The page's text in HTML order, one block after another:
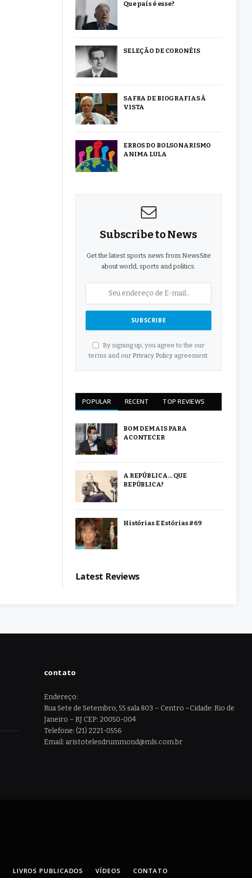
Que país é esse?
SELEÇÃO DE CORONÉIS
SAFRA DE BIOGRAFIAS À
VISTA
ERROS DO BOLSONARISMO
ANIMA LULA
Subscribe to News
Get the latest sports news from NewsSite
about world, sports and politics.
By signing up, you agree to the our
terms and our Privacy Policyagreement.
POPULAR RECENT TOP REVIEWS
BOM DEMAIS PARA
ACONTECER
A REPÚBLICA… QUE
REPÚBLICA?
Histórias E Estórias #69
Latest Reviews
contato
Endereço:
Rua Sete de Setembro, 55 sala 803 – Centro –Cidade: Rio de
Janeiro – RJ CEP: 20050-004
Telefone: (21) 2221-0556
Email: aristotelesdrummond@mls.com.br
LIVROS PUBLICADOS VÍDEOS CONTATO